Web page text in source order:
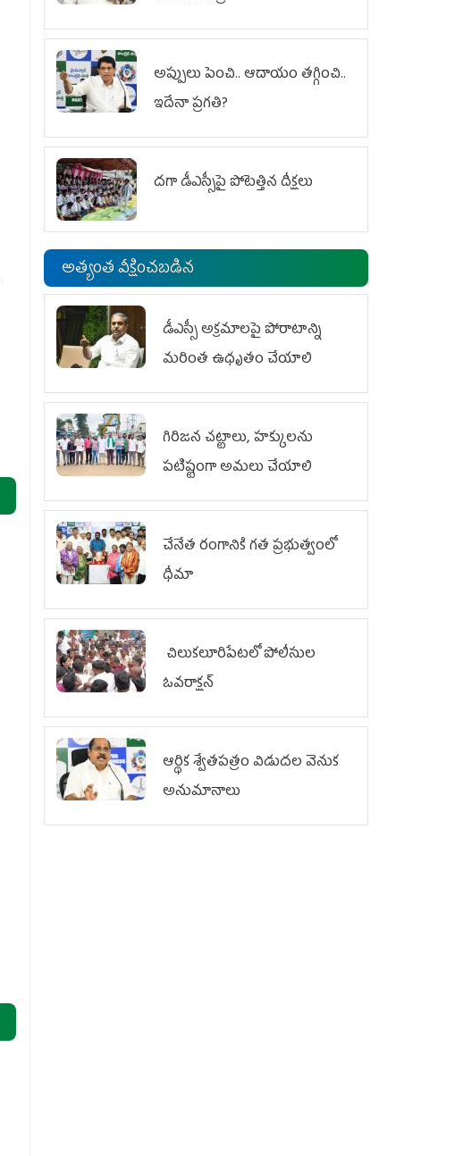
అప్పులు పెంచి.. ఆదాయం తగ్గించి..
ఇదేనా ప్రగతి?
దగా డీఎస్సీపై పోటెత్తిన దీక్షలు
అత్యంత వీక్షించబడిన
డీఎస్సీ అక్రమాలపై పోరాటాన్ని
మరింత ఉధృతం చేయాలి
గిరిజన చట్టాలు, హక్కులను
పటిష్టంగా అమలు చేయాలి
చేనేత రంగానికి గత ప్రభుత్వంలో
ధీమా
చిలుక‌లూరిపేట‌లో పోలీసుల
ఓవ‌రాక్ష‌న్‌
ఆర్థిక శ్వేతపత్రం విడుదల వెనుక
అనుమానాలు